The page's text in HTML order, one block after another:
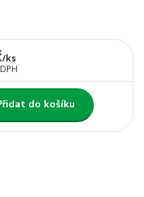
/ks
do košíku